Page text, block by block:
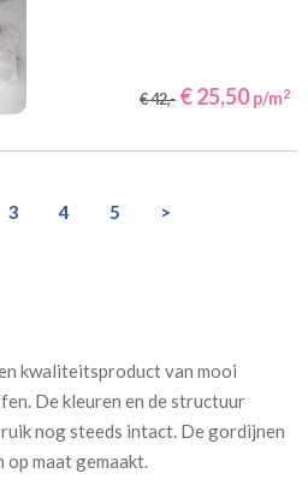
€ 42,- € 25,50 p/m2
3 4 5 >
kwaliteitsproduct van mooi
De kleuren en de structuur
nog steeds intact. De gordijnen
maat gemaakt.